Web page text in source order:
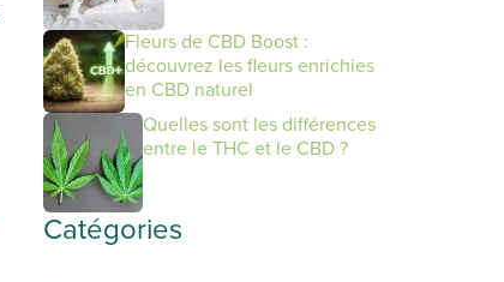
Fleurs de CBD Boost :
découvrez les fleurs enrichies
en CBD naturel
Quelles sont les différences
entre le THC et le CBD ?
Catégories